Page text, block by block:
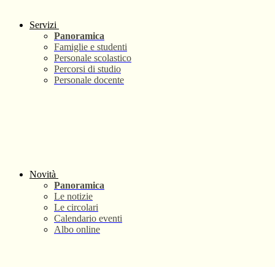
Servizi
Panoramica
Famiglie e studenti
Personale scolastico
Percorsi di studio
Personale docente
Novità
Panoramica
Le notizie
Le circolari
Calendario eventi
Albo online